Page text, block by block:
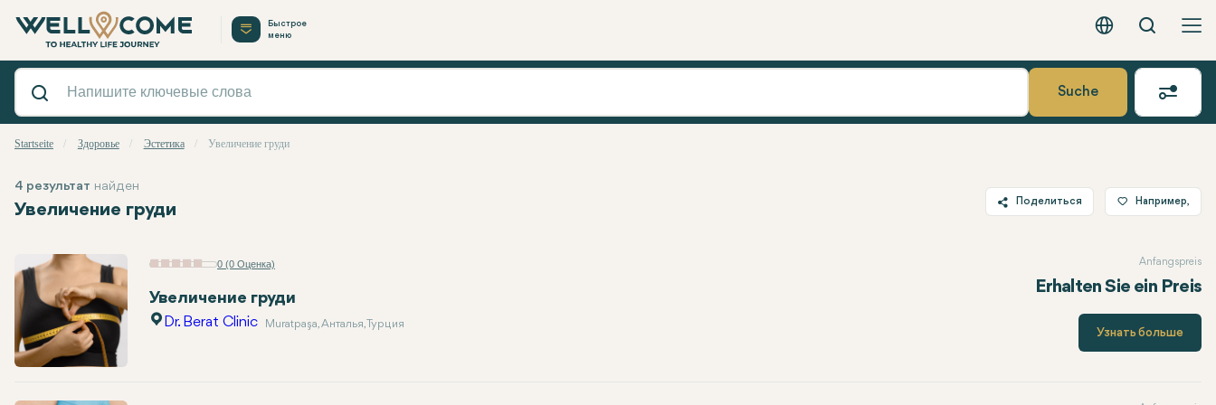
Русский - EUR
Вызов
Быстрое
меню
Suche
Startseite Здоровье Эстетика Увеличение груди
Увеличение груди
4 результат найден
Поделиться Например,
0 (0 Оценка)
Увеличение груди
Dr. Berat Clinic Muratpaşa, Анталья, Турция
Anfangspreis
Erhalten Sie ein Preis
Узнать больше